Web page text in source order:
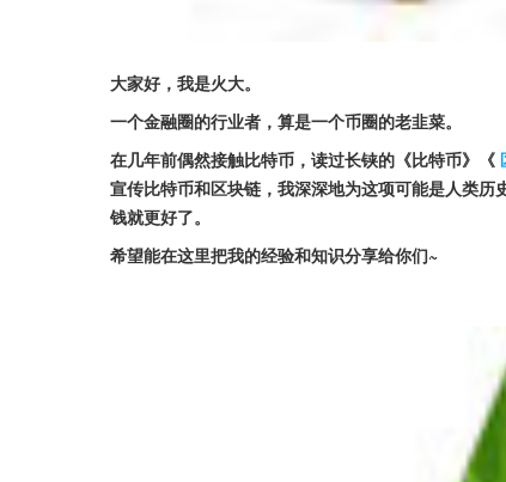
大家好，我是火大。
一个金融圈的行业者，算是一个币圈的老韭菜。
在几年前偶然接触比特币，读过长铗的《比特币》《
宣传比特币和区块链，我深深地为这项可能是人类
钱就更好了。
希望能在这里把我的经验和知识分享给你们~